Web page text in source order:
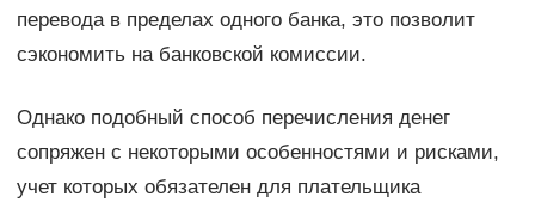
перевода в пределах одного банка, это позволит
сэкономить на банковской комиссии.
Однако подобный способ перечисления денег
сопряжен с некоторыми особенностями и рисками,
учет которых обязателен для плательщика